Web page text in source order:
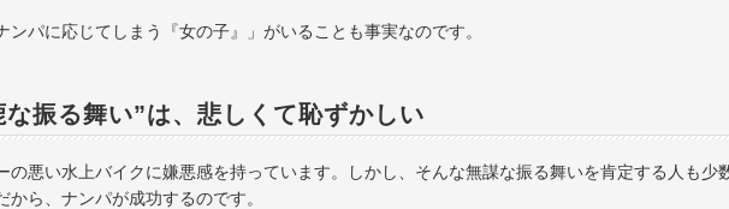
ンパに応じてしまう『女の子』」がいることも事実なのです。
振る舞い”は、悲しくて恥ずかしい
の悪い水上バイクに嫌悪感を持っています。しかし、そんな無謀な振る舞いを肯定する人も少
ら、ナンパが成功するのです。